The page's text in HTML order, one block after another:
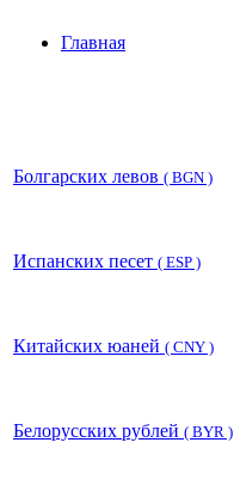
Главная
Болгарских левов ( BGN )
Испанских песет ( ESP )
Китайских юаней ( CNY )
Белорусских рублей ( BYR )